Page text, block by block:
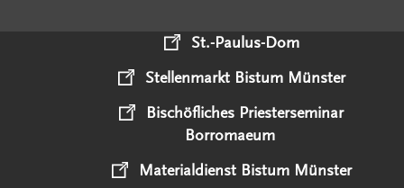
St.-Paulus-Dom
Stellenmarkt Bistum Münster
Bischöfliches Priesterseminar
Borromaeum
Materialdienst Bistum Münster